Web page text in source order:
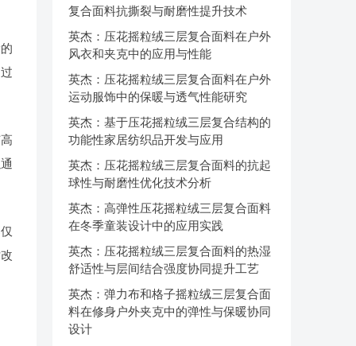
复合面料抗撕裂与耐磨性提升技术
英杰：压花摇粒绒三层复合面料在户外
风衣和夹克中的应用与性能
英杰：压花摇粒绒三层复合面料在户外
运动服饰中的保暖与透气性能研究
英杰：基于压花摇粒绒三层复合结构的
功能性家居纺织品开发与应用
英杰：压花摇粒绒三层复合面料的抗起
球性与耐磨性优化技术分析
英杰：高弹性压花摇粒绒三层复合面料
在冬季童装设计中的应用实践
英杰：压花摇粒绒三层复合面料的热湿
舒适性与层间结合强度协同提升工艺
英杰：弹力布和格子摇粒绒三层复合面
料在修身户外夹克中的弹性与保暖协同
设计